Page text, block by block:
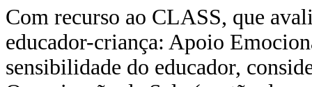
Com recurso ao CLASS, que
educador-criança: Apoio
sensibilidade do educador,